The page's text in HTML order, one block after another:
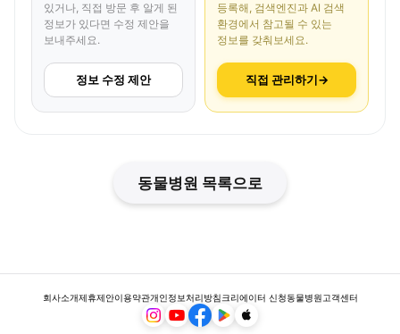
있거나, 직접 방문 후 알게 된
정보가 있다면 수정 제안을
보내주세요.
정보 수정 제안
등록해, 검색엔진과 AI 검색
환경에서 참고될 수 있는
정보를 갖춰보세요.
직접 관리하기→
동물병원 목록으로
회사소개제휴제안이용약관개인정보처리방침크리에이터 신청동물병원고객센터